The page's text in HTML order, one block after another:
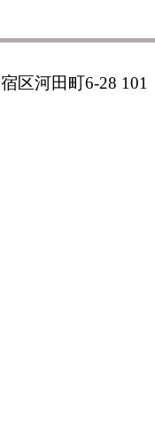
区河田町6-28 101